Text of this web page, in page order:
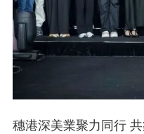
穗港深美業聚力同行